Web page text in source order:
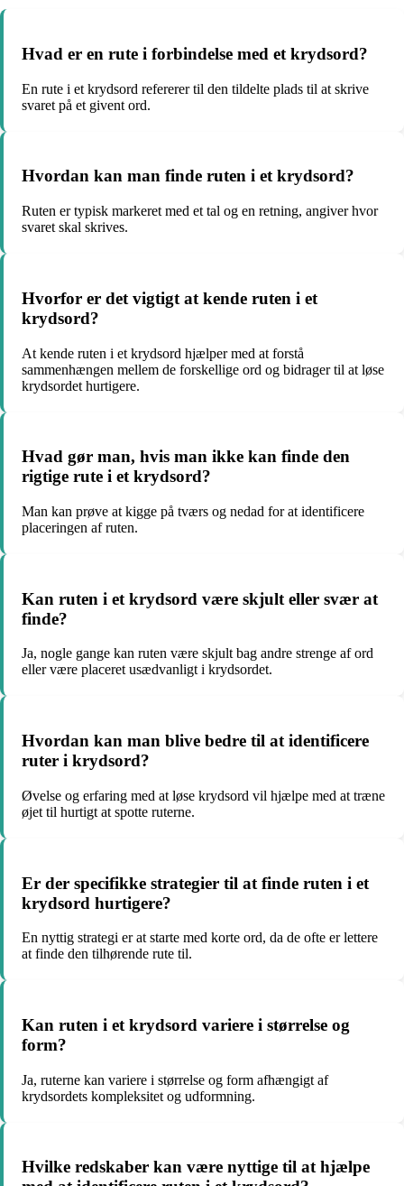
Hvad er en rute i forbindelse med et krydsord?
En rute i et krydsord refererer til den tildelte plads til at skrive
svaret på et givent ord.
Hvordan kan man finde ruten i et krydsord?
Ruten er typisk markeret med et tal og en retning, angiver hvor
svaret skal skrives.
Hvorfor er det vigtigt at kende ruten i et
krydsord?
At kende ruten i et krydsord hjælper med at forstå
sammenhængen mellem de forskellige ord og bidrager til at løse
krydsordet hurtigere.
Hvad gør man, hvis man ikke kan finde den
rigtige rute i et krydsord?
Man kan prøve at kigge på tværs og nedad for at identificere
placeringen af ruten.
Kan ruten i et krydsord være skjult eller svær at
finde?
Ja, nogle gange kan ruten være skjult bag andre strenge af ord
eller være placeret usædvanligt i krydsordet.
Hvordan kan man blive bedre til at identificere
ruter i krydsord?
Øvelse og erfaring med at løse krydsord vil hjælpe med at træne
øjet til hurtigt at spotte ruterne.
Er der specifikke strategier til at finde ruten i et
krydsord hurtigere?
En nyttig strategi er at starte med korte ord, da de ofte er lettere
at finde den tilhørende rute til.
Kan ruten i et krydsord variere i størrelse og
form?
Ja, ruterne kan variere i størrelse og form afhængigt af
krydsordets kompleksitet og udformning.
Hvilke redskaber kan være nyttige til at hjælpe